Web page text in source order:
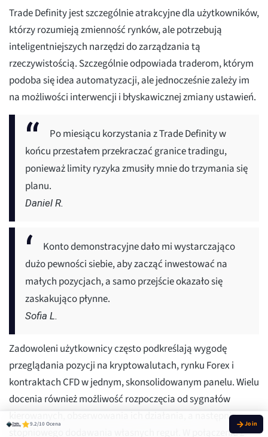
Trade Definity jest szczególnie atrakcyjne dla użytkowników,
którzy rozumieją zmienność rynków, ale potrzebują
inteligentniejszych narzędzi do zarządzania tą
rzeczywistością. Szczególnie odpowiada traderom, którym
podoba się idea automatyzacji, ale jednocześnie zależy im
na możliwości interwencji i błyskawicznej zmiany ustawień.
Po miesiącu korzystania z Trade Definity w
końcu przestałem przekraczać granice tradingu,
ponieważ limity ryzyka zmusiły mnie do trzymania się
planu.
Daniel R.
Konto demonstracyjne dało mi wystarczająco
dużo pewności siebie, aby zacząć inwestować na
małych pozycjach, a samo przejście okazało się
zaskakująco płynne.
Sofia L.
Zadowoleni użytkownicy często podkreślają wygodę
przeglądania pozycji na kryptowalutach, rynku Forex i
kontraktach CFD w jednym, skonsolidowanym panelu. Wielu
docenia również możliwość rozpoczęcia od sygnałów
kierowanych, obserwowania ich działania, a następnie
stopniowego dodawania własnych reguł. W połączeniu z
9.2/10 Ocena